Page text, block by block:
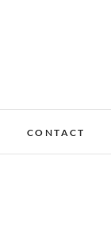
CONTACT